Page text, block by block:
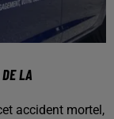
LA
accident mortel,